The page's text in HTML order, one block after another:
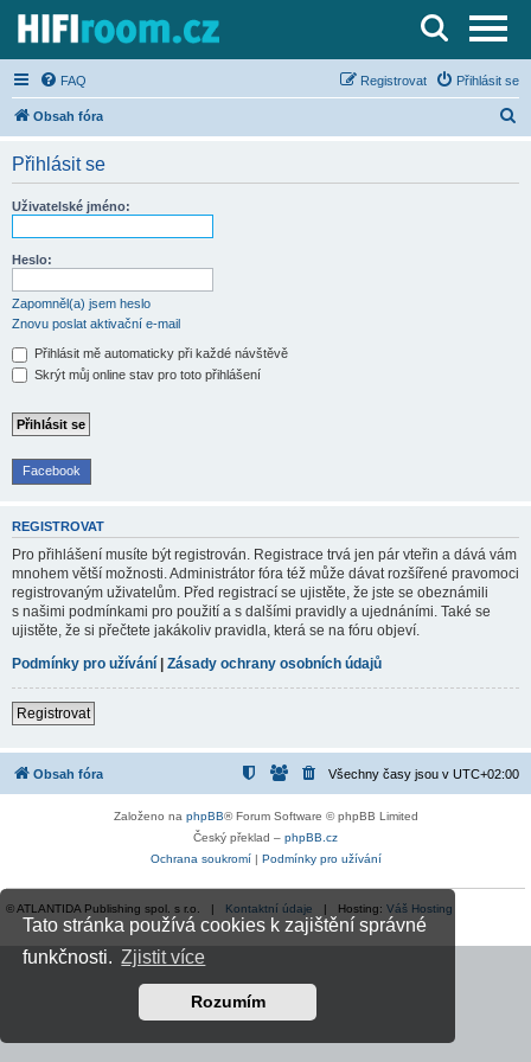
Tato stránka používá cookies k zajištění správné
funkčnosti. Zjistit více
Rozumím
Server o Hi-Fi a AV technice
FAQ Přihlásit se
Registrovat
Obsah fóra
Přihlásit se
Uživatelské jméno:
Heslo:
Zapomněl(a) jsem heslo
Znovu poslat aktivační e-mail
Přihlásit mě automaticky při každé návštěvě
Skrýt můj online stav pro toto přihlášení
Facebook
REGISTROVAT
Pro přihlášení musíte být registrován. Registrace trvá jen pár vteřin a dává vám
mnohem větší možnosti. Administrátor fóra též může dávat rozšířené pravomoci
registrovaným uživatelům. Před registrací se ujistěte, že jste se obeznámili
s našimi podmínkami pro použití a s dalšími pravidly a ujednáními. Také se
ujistěte, že si přečtete jakákoliv pravidla, která se na fóru objeví.
Podmínky pro užívání | Zásady ochrany osobních údajů
Registrovat
Obsah fóra Všechny časy jsou v UTC+02:00
Založeno na phpBB® Forum Software © phpBB Limited
Český překlad – phpBB.cz
Ochrana soukromí| Podmínky pro užívání
© ATLANTIDA Publishing spol. s r.o. | Kontaktní údaje | Hosting: Váš Hosting